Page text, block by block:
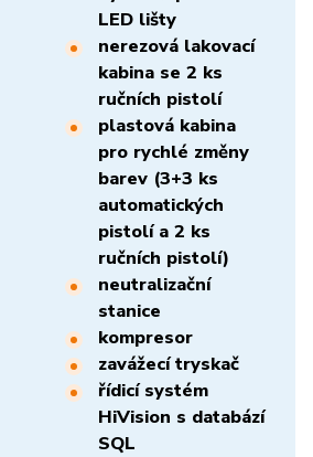
LED lišty
nerezová lakovací
kabina se 2 ks
ručních pistolí
plastová kabina
pro rychlé změny
barev (3+3 ks
automatických
pistolí a 2 ks
ručních pistolí)
neutralizační
stanice
kompresor
zavážecí tryskač
řídicí systém
HiVision s databází
SQL